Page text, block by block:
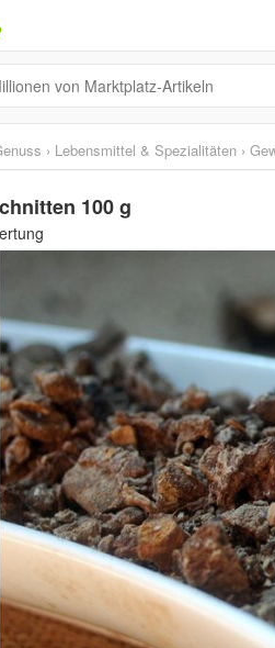
› Lebensmittel & Spezialitäten ›
100 g